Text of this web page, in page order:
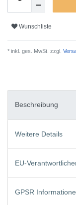
Wunschliste
* inkl. ges. MwSt. zzgl.
Beschreibung
Weitere Details
EU-
GPSR